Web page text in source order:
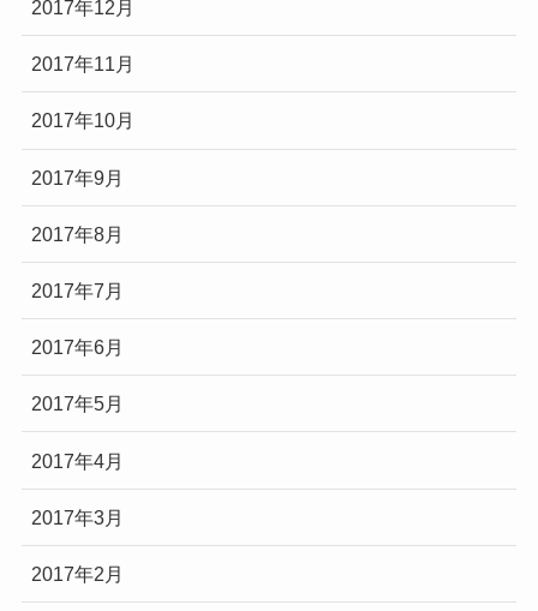
2017年12月
2017年11月
2017年10月
2017年9月
2017年8月
2017年7月
2017年6月
2017年5月
2017年4月
2017年3月
2017年2月